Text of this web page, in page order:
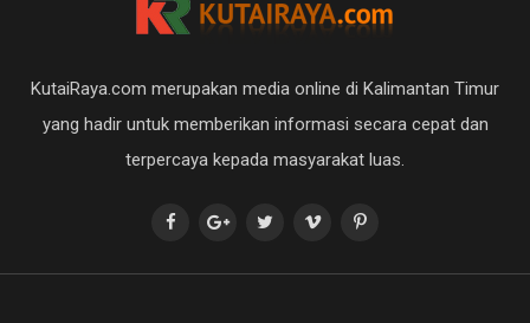
KutaiRaya.com merupakan media online di Kalimantan Timur
yang hadir untuk memberikan informasi secara cepat dan
terpercaya kepada masyarakat luas.